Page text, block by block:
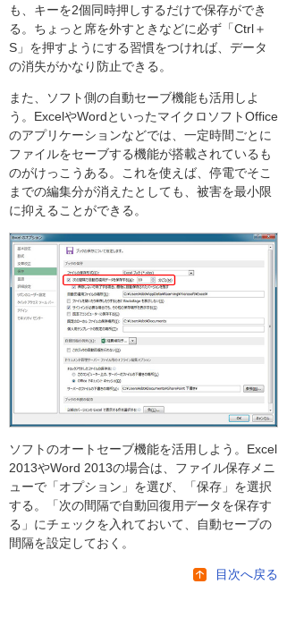
も、キーを2個同時押しするだけで保存ができ
る。ちょっと席を外すときなどに必ず「Ctrl＋
S」を押すようにする習慣をつければ、データ
の消失がかなり防止できる。
また、ソフト側の自動セーブ機能も活用しよ
う。ExcelやWordといったマイクロソフトOffice
のアプリケーションなどでは、一定時間ごとに
ファイルをセーブする機能が搭載されているも
のがけっこうある。これを使えば、停電でそこ
までの編集分が消えたとしても、被害を最小限
に抑えることができる。
ソフトのオートセーブ機能を活用しよう。Excel
2013やWord 2013の場合は、ファイル保存メニ
ューで「オプション」を選び、「保存」を選択
する。「次の間隔で自動回復用データを保存す
る」にチェックを入れておいて、自動セーブの
間隔を設定しておく。
目次へ戻る